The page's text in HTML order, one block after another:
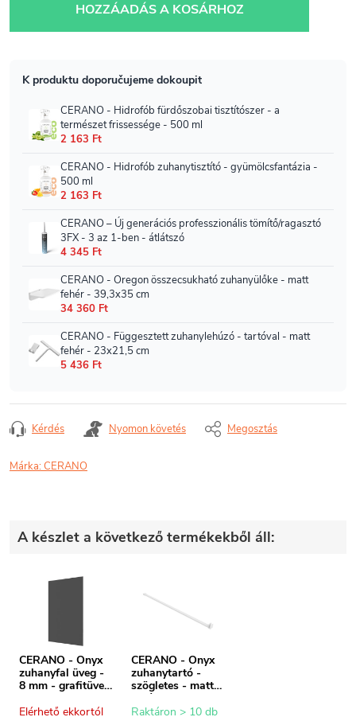
HOZZÁADÁS A KOSÁRHOZ
Kérdés Nyomon követés Megosztás
Márka:CERANO
A készlet a következő termékekből áll:
CERANO - Onyx
zuhanyfal üveg -
8 mm - grafitüveg
Elérhető ekkortól
CERANO - Onyx
zuhanytartó -
szögletes - matt
fehér - 150 cm
Raktáron > 10 db